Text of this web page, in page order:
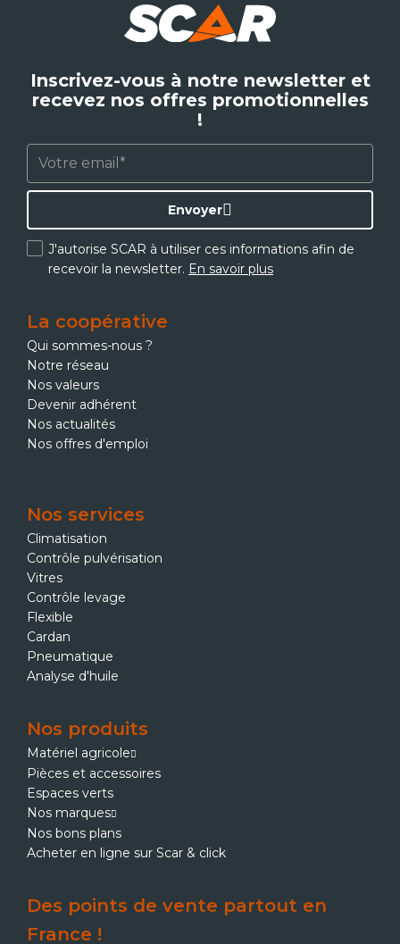
Inscrivez-vous à notre newsletter et
recevez nos offres promotionnelles
!
J'autorise SCAR à utiliser ces informations afin de
recevoir la newsletter. En savoir plus
Envoyer
La coopérative
Qui sommes-nous ?
Notre réseau
Nos valeurs
Devenir adhérent
Nos actualités
Nos offres d'emploi
Nos services
Climatisation
Contrôle pulvérisation
Vitres
Contrôle levage
Flexible
Cardan
Pneumatique
Analyse d'huile
Nos produits
Matériel agricole
Pièces et accessoires
Espaces verts
Nos marques
Nos bons plans
Acheter en ligne sur Scar & click
Des points de vente partout en
France !